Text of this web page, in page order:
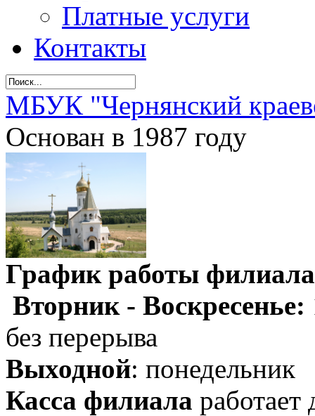
Платные услуги
Контакты
МБУК "Чернянский
Основан в 1987 году
График работы
Вторник - Воскресенье:
без перерыва
Выходной: понедельник
Касса филиала работает